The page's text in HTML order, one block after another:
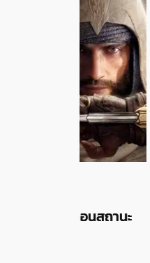
20 – 30 ชั่